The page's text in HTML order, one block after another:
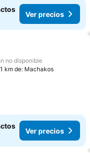
Ver precios
a favoritos
no disponible
km de: Machakos
Ver precios